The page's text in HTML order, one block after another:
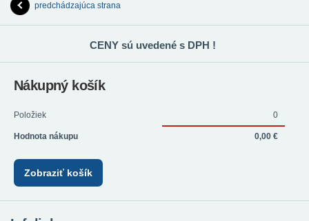
predchádzajúca strana
CENY sú uvedené s DPH !
Nákupný košík
Položiek 0
Hodnota nákupu 0,00 €
Zobraziť košík